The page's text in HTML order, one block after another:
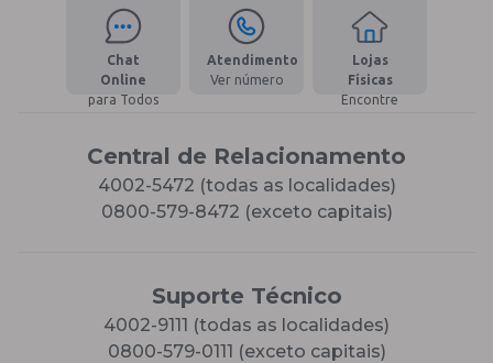
Chat
Online
para Todos
Atendimento
Ver número
Lojas
Físicas
Encontre
Central de Relacionamento
4002-5472 (todas as localidades)
0800-579-8472 (exceto capitais)
Suporte Técnico
4002-9111 (todas as localidades)
0800-579-0111 (exceto capitais)